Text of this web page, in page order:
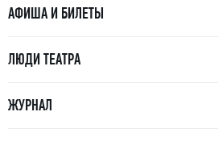
АФИША И БИЛЕТЫ
ЛЮДИ ТЕАТРА
ЖУРНАЛ